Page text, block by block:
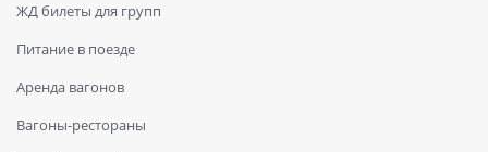
ЖД билеты для групп
Питание в поезде
Аренда вагонов
Вагоны-рестораны